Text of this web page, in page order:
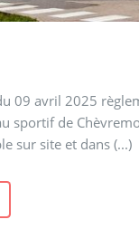
09 avril 2025
sportif de
sur site et dans (...)